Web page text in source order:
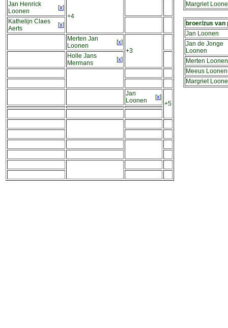
Jan Henrick
Loonen
[x]
+4
Kathelijn Claes
Aerts
[x]
Merten Jan
Loonen
[x]
+3
Holle Jans
Mermans
[x]
Jan
Loonen
[x]
+5
Margriet
broer/zus van
Jan Loonen
Jan de Jonge
Loonen
Merten Loonen
Meeus Loonen
Margriet